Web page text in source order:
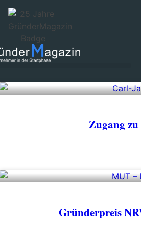
Zugang
Gründerpreis